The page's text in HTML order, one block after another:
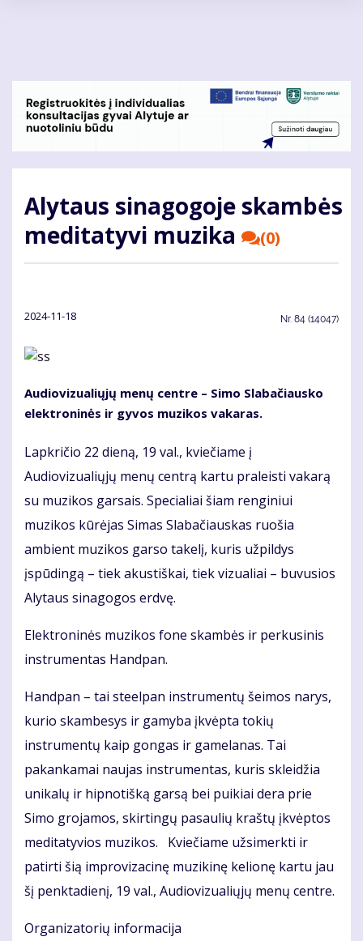
Alytaus sinagogoje skambės
meditatyvi muzika
(0)
2024-11-18 Nr. 84 (14047)
Audiovizualiųjų menų centre – Simo Slabačiausko
elektroninės ir gyvos muzikos vakaras.
Lapkričio 22 dieną, 19 val., kviečiame į
Audiovizualiųjų menų centrą kartu praleisti vakarą
su muzikos garsais. Specialiai šiam renginiui
muzikos kūrėjas Simas Slabačiauskas ruošia
ambient muzikos garso takelį, kuris užpildys
įspūdingą – tiek akustiškai, tiek vizualiai – buvusios
Alytaus sinagogos erdvę.
Elektroninės muzikos fone skambės ir perkusinis
instrumentas Handpan.
Handpan – tai steelpan instrumentų šeimos narys,
kurio skambesys ir gamyba įkvėpta tokių
instrumentų kaip gongas ir gamelanas. Tai
pakankamai naujas instrumentas, kuris skleidžia
unikalų ir hipnotišką garsą bei puikiai dera prie
Simo grojamos, skirtingų pasaulių kraštų įkvėptos
meditatyvios muzikos. Kviečiame užsimerkti ir
patirti šią improvizacinę muzikinę kelionę kartu jau
šį penktadienį, 19 val., Audiovizualiųjų menų centre.
Organizatorių informacija